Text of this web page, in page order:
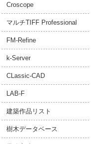
Croscope
マルチTIFF Professional
FM-Refine
k-Server
CLassic-CAD
LAB-F
建築作品リスト
樹木データベース